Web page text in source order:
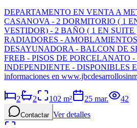
DEPARTAMENTO EN VENTA A
CASANOVA - 2 DORMITORIO ( 1
VESTIDOR) - 2 BAÑO ( 1 EN
RADIADORES -
DESAYUNADORA - BALCON DE
FREB - PISOS DE PORCELANATO
INDEPENDIENTE - DISPONIBLES
informaciones en
2 2 102 m² 25 mar. 42
Contactar Ver detalles